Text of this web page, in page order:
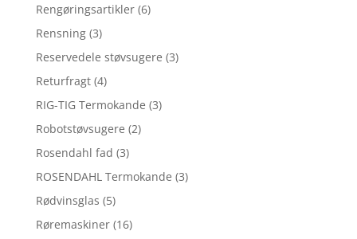
Rengøringsartikler (6)
Rensning (3)
Reservedele støvsugere (3)
Returfragt (4)
RIG-TIG Termokande (3)
Robotstøvsugere (2)
Rosendahl fad (3)
ROSENDAHL Termokande (3)
Rødvinsglas (5)
Røremaskiner (16)